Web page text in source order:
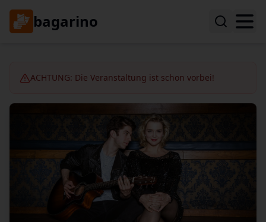
bagarino
ACHTUNG: Die Veranstaltung ist schon vorbei!